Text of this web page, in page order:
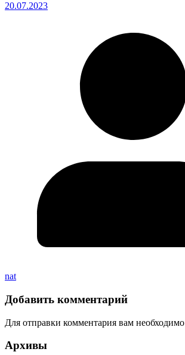
20.07.2023
nat
Добавить комментарий
Для отправки комментария вам необходимо
Архивы